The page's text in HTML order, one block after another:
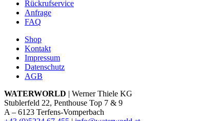
Rückrufservice
Anfrage
FAQ
Shop
Kontakt
Impressum
Datenschutz
AGB
WATERWORLD | Werner Thiele KG
Stublerfeld 22, Penthouse Top 7 & 9
A – 6123 Terfens-Vomperbach